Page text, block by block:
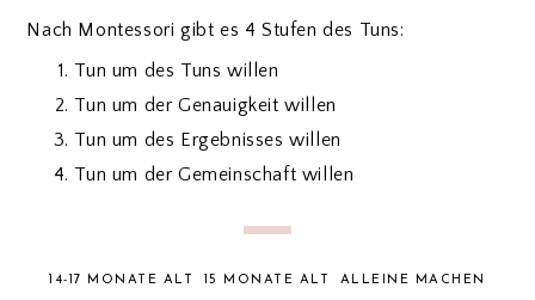
Nach Montessori gibt es 4 Stufen des Tuns:
Tun um des Tuns willen
Tun um der Genauigkeit willen
Tun um des Ergebnisses willen
Tun um der Gemeinschaft willen
14-17 MONATE ALT 15 MONATE ALT ALLEINE MACHEN